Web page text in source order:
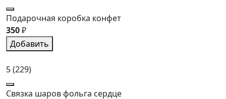
Подарочная коробка конфет
350₽
Добавить
5(229)
Связка шаров фольга сердце